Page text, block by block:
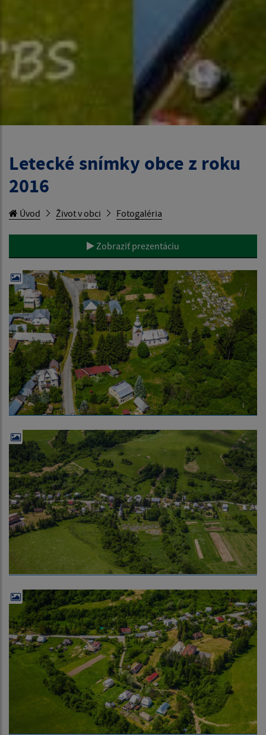
Letecké snímky obce z roku
2016
Úvod Život v obci Fotogaléria
Zobraziť prezentáciu